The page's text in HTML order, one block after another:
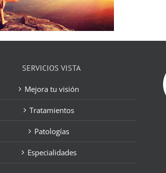
SERVICIOS VISTA
Mejora tu visión
Tratamientos
Patologías
Especialidades